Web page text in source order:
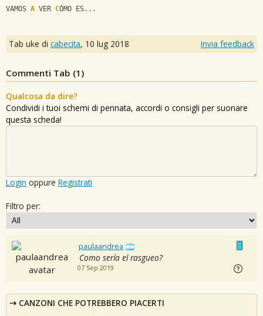
VAMOS A VER CÓMO ES...
Tab uke di cabecita, 10 lug 2018 Invia feedback
Commenti Tab (1 )
Qualcosa da dire?
Condividi i tuoi schemi di pennata, accordi o consigli per suonare
questa scheda!
Login oppure Registrati
Filtro per:
paulaandrea
Como sería el rasgueo?
07 Sep 2019
CANZONI CHE POTREBBERO PIACERTI